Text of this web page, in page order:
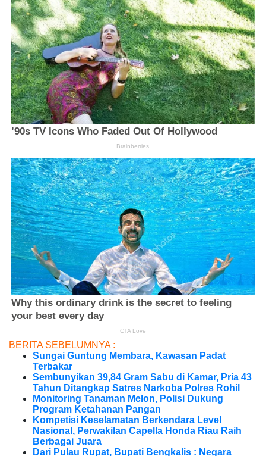
BERITA SEBELUMNYA :
Sungai Guntung Membara, Kawasan Padat
Terbakar
Sembunyikan 39,84 Gram Sabu di Kamar, Pria 43
Tahun Ditangkap Satres Narkoba Polres Rohil
Monitoring Tanaman Melon, Polisi Dukung
Program Ketahanan Pangan
Kompetisi Keselamatan Berkendara Level
Nasional, Perwakilan Capella Honda Riau Raih
Berbagai Juara
Dari Pulau Rupat, Bupati Bengkalis : Negara